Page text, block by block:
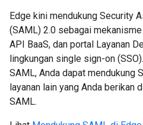
Edge kini mendukung Security
(SAML) 2.0 sebagai
API BaaS, dan portal Layanan
lingkungan single sign-on
SAML, Anda dapat mendukung
layanan lain yang Anda berikan
SAML.